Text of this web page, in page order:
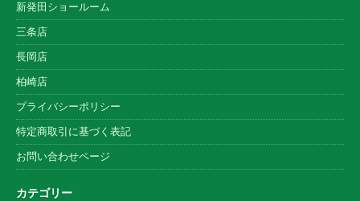
新発田ショールーム
三条店
長岡店
柏崎店
プライバシーポリシー
特定商取引に基づく表記
お問い合わせページ
カテゴリー